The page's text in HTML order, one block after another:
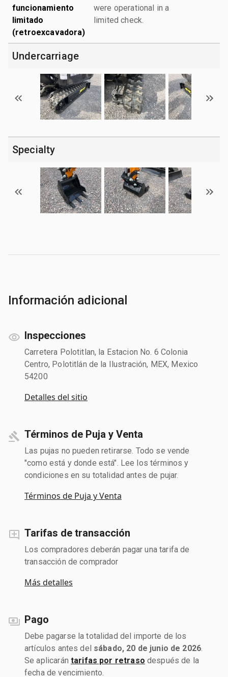
funcionamiento
limitado
(retroexcavadora)
were operational in a
limited check.
Undercarriage
Specialty
Información adicional
Inspecciones
Carretera Polotitlan, la Estacion No. 6 Colonia
Centro, Polotitlán de la Ilustración, MEX, Mexico
54200
Detalles del sitio
Términos de Puja y Venta
Las pujas no pueden retirarse. Todo se vende
"como está y donde está". Lee los términos y
condiciones en su totalidad antes de pujar.
Términos de Puja y Venta
Tarifas de transacción
Los compradores deberán pagar una tarifa de
transacción de comprador
Más detalles
Pago
Debe pagarse la totalidad del importe de los
artículos antes del sábado, 20 de junio de 2026
Se aplicarán tarifas por retraso después de la
fecha de vencimiento.